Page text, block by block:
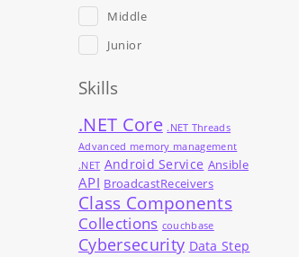
Middle
Junior
Skills
.NET Core .NET Threads
Advanced memory management
.NET Android Service Ansible
API BroadcastReceivers
Class Components
Collections couchbase
Cybersecurity Data Step